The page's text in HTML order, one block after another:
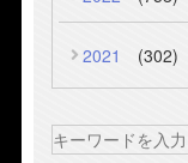
2021 (302)